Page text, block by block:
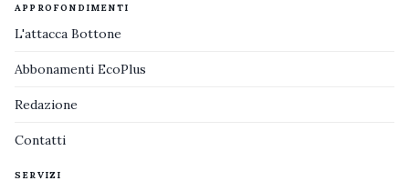
APPROFONDIMENTI
L'attacca Bottone
Abbonamenti EcoPlus
Redazione
Contatti
SERVIZI